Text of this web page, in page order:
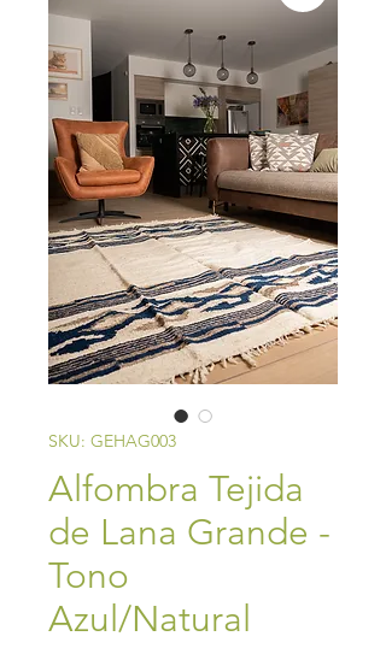
SKU: GEHAG003
Alfombra Tejida
de Lana Grande -
Tono
Azul/Natural